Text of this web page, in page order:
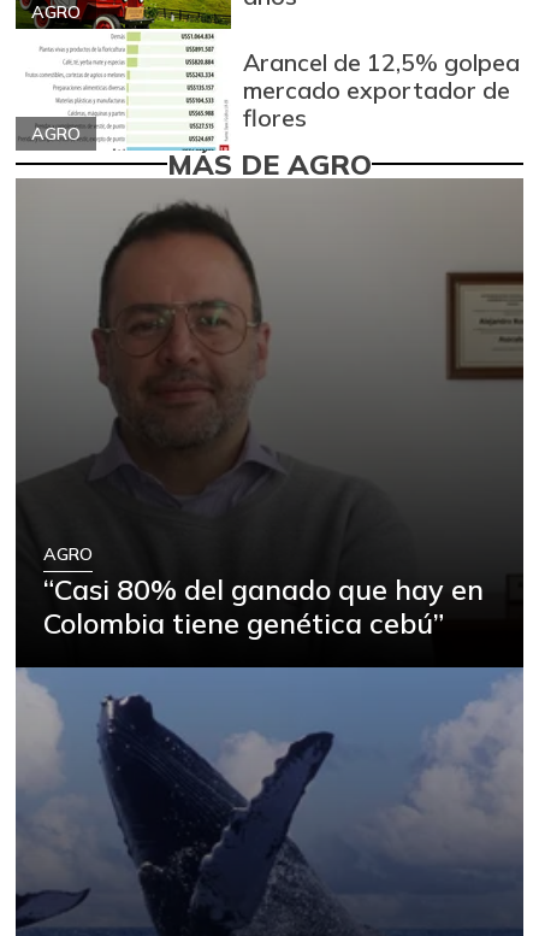
AGRO
AGRO
Arancel de 12,5% golpea
mercado exportador de
flores
MÁS DE AGRO
AGRO
“Casi 80% del ganado que hay en
Colombia tiene genética cebú”